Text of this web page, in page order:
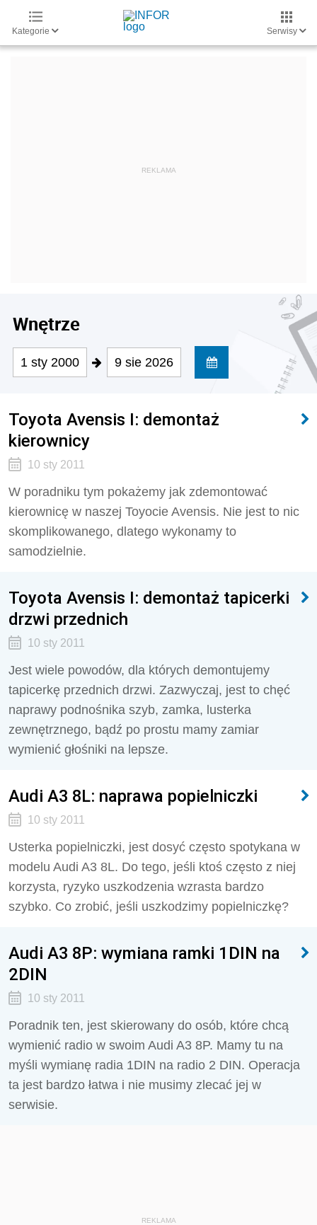
Kategorie Serwisy
Wnętrze
1 sty 2000 9 sie 2026
Toyota Avensis I: demontaż
kierownicy
10 sty 2011
W poradniku tym pokażemy jak zdemontować
kierownicę w naszej Toyocie Avensis. Nie jest to nic
skomplikowanego, dlatego wykonamy to
samodzielnie.
Toyota Avensis I: demontaż tapicerki
drzwi przednich
10 sty 2011
Jest wiele powodów, dla których demontujemy
tapicerkę przednich drzwi. Zazwyczaj, jest to chęć
naprawy podnośnika szyb, zamka, lusterka
zewnętrznego, bądź po prostu mamy zamiar
wymienić głośniki na lepsze.
Audi A3 8L: naprawa popielniczki
10 sty 2011
Usterka popielniczki, jest dosyć często spotykana w
modelu Audi A3 8L. Do tego, jeśli ktoś często z niej
korzysta, ryzyko uszkodzenia wzrasta bardzo
szybko. Co zrobić, jeśli uszkodzimy popielniczkę?
Audi A3 8P: wymiana ramki 1DIN na
2DIN
10 sty 2011
Poradnik ten, jest skierowany do osób, które chcą
wymienić radio w swoim Audi A3 8P. Mamy tu na
myśli wymianę radia 1DIN na radio 2 DIN. Operacja
ta jest bardzo łatwa i nie musimy zlecać jej w
serwisie.
REKLAMA